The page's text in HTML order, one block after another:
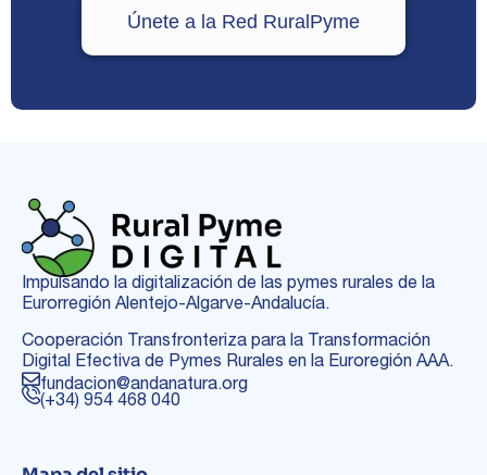
Únete a la Red RuralPyme
Impulsando la digitalización de las pymes rurales de la
Eurorregión Alentejo-Algarve-Andalucía.
Cooperación Transfronteriza para la Transformación
Digital Efectiva de Pymes Rurales en la Euroregión AAA.
fundacion@andanatura.org
(+34) 954 468 040